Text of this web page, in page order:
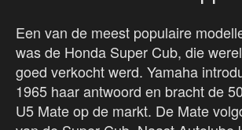
Een van de meest populaire
was de Honda Super Cub, die
goed verkocht werd. Yamaha
1965 haar antwoord en bracht de
U5 Mate op de markt. De Mate